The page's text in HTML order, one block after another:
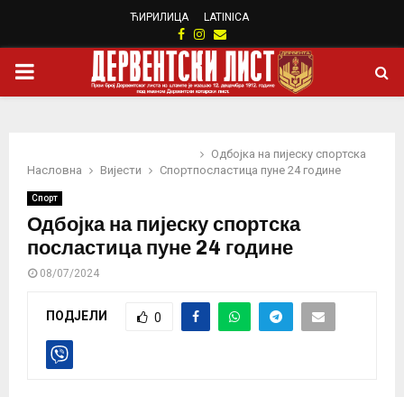
ЋИРИЛИЦА LATINICA
Facebook
Instagram
Email
PRIMARY
Насловна Вијести Спорт
Одбојка на пијеску спортска
посластица пуне 24 године
Спорт
Одбојка на пијеску спортска
посластица пуне 24 године
08/07/2024
ПОДЈЕЛИ 0